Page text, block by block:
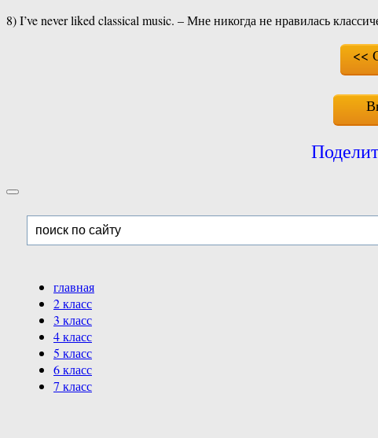
8) I’ve never liked classical music. – Мне никогда не нравилась
<<
главная
2 класс
3 класс
4 класс
5 класс
6 класс
7 класс